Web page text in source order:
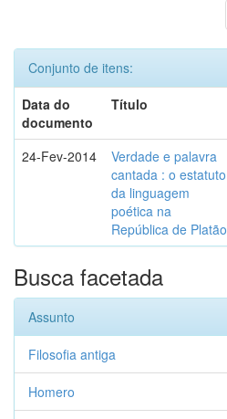
Conjunto de itens:
Data do
documento
Título
24-Fev-2014
Verdade e palavra
cantada : o estatuto
da linguagem
poética na
República de Platão
Busca facetada
Assunto
Filosofia antiga
Homero